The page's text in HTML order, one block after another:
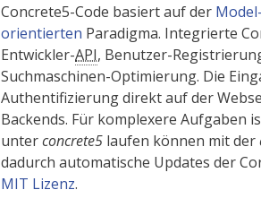
Concrete5-Code basiert auf der
orientierten Paradigma. Integrierte
Entwickler-API, Benutzer-
Suchmaschinen-Optimierung. Die
Authentifizierung direkt auf der
Backends. Für komplexere Aufgaben
unterconcrete5 laufen können mit der
dadurch automatische Updates der
MIT Lizenz.